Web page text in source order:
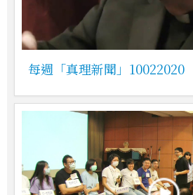
每週「真理新聞」10022020